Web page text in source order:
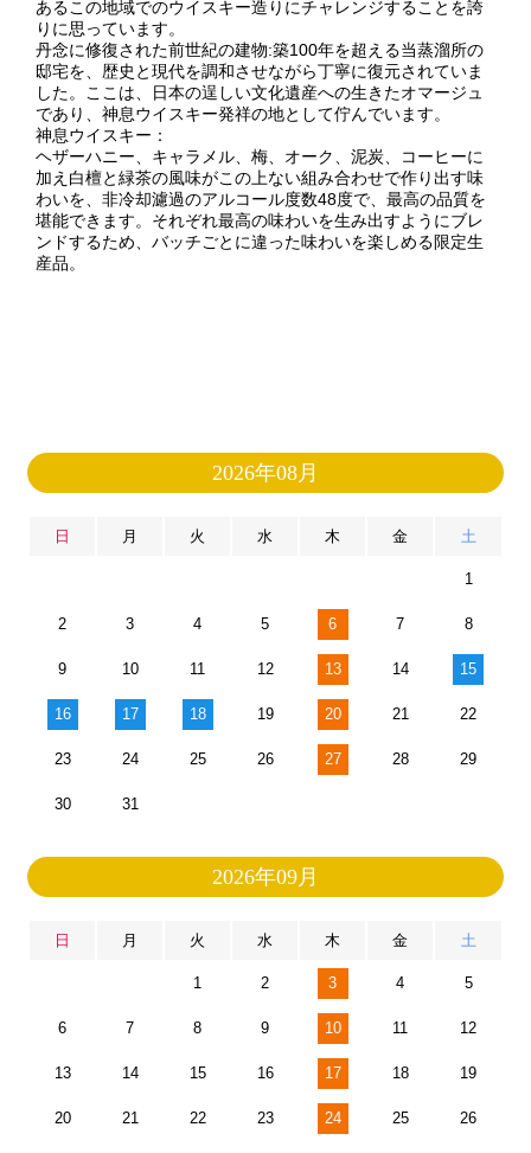
あるこの地域でのウイスキー造りにチャレンジすることを誇
りに思っています。
丹念に修復された前世紀の建物:築100年を超える当蒸溜所の
邸宅を、歴史と現代を調和させながら丁寧に復元されていま
した。ここは、日本の逞しい文化遺産への生きたオマージュ
であり、神息ウイスキー発祥の地として佇んでいます。
神息ウイスキー：
ヘザーハニー、キャラメル、梅、オーク、泥炭、コーヒーに
加え白檀と緑茶の風味がこの上ない組み合わせで作り出す味
わいを、非冷却濾過のアルコール度数48度で、最高の品質を
堪能できます。それぞれ最高の味わいを生み出すようにブレ
ンドするため、バッチごとに違った味わいを楽しめる限定生
産品。
2026年08月
日 月 火 水 木 金 土
1
2 3 4 5 6 7 8
9 10 11 12 13 14 15
16 17 18 19 20 21 22
23 24 25 26 27 28 29
30 31
2026年09月
日 月 火 水 木 金 土
1 2 3 4 5
6 7 8 9 10 11 12
13 14 15 16 17 18 19
20 21 22 23 24 25 26